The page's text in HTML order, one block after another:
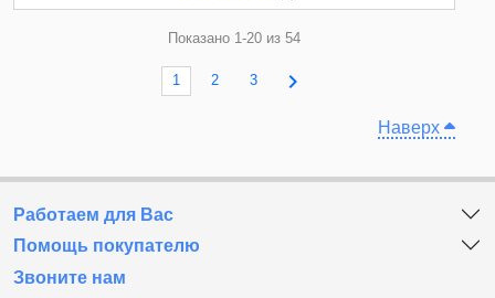
Показано 1-20 из 54
1 2 3 
Наверх
Работаем для Вас
Помощь покупателю
Звоните нам